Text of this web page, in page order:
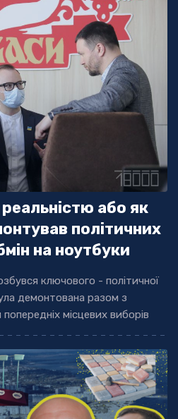
або як
політичних
на ноутбуки
ключового - політичної
демонтована разом з
місцевих виборів